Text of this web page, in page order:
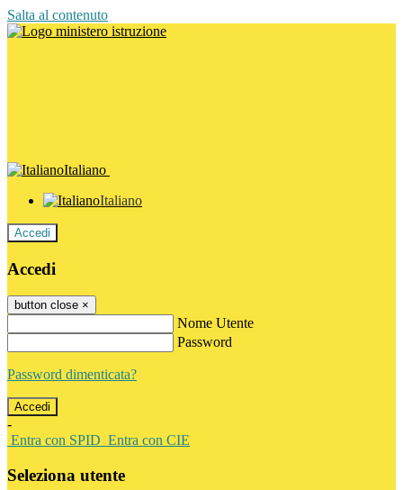
Salta al contenuto
Italiano
Italiano
Accedi
Accedi
button close ×
Nome Utente
Password
Password dimenticata?
-
Entra con SPID Entra con CIE
Seleziona utente